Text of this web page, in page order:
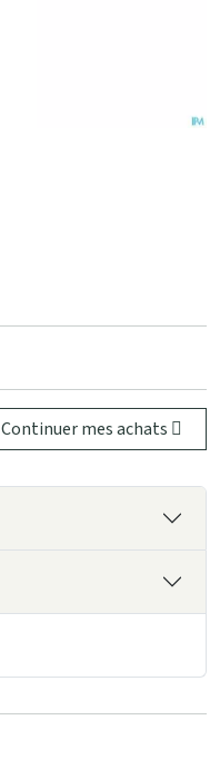
Continuer mes achats